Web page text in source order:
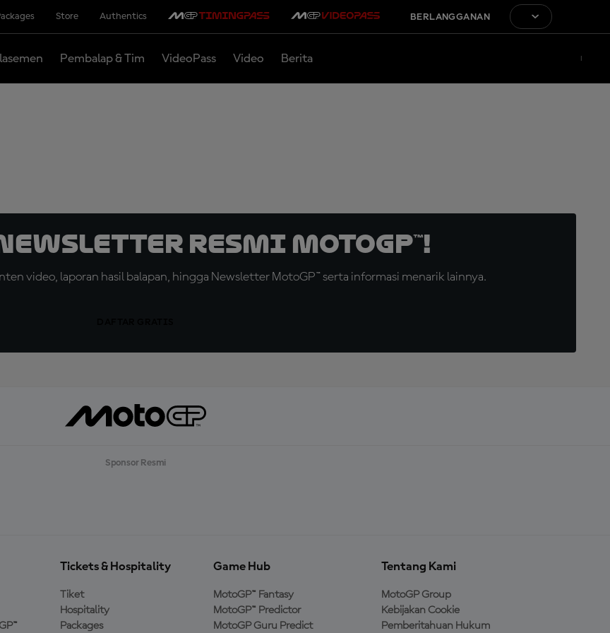
Store Authentics BERLANGGANAN
Pembalap & Tim VideoPass Video Berita
Resmi MotoGP™!
video, laporan hasil balapan, hingga Newsletter MotoGP™ serta informasi menarik lainnya.
Sponsor Resmi
Tickets & Hospitality
Tiket
Hospitality
Packages
Game Hub
MotoGP™ Fantasy
MotoGP™ Predictor
MotoGP Guru Predict
Tentang Kami
MotoGP Group
Kebijakan Cookie
Pemberitahuan Hukum